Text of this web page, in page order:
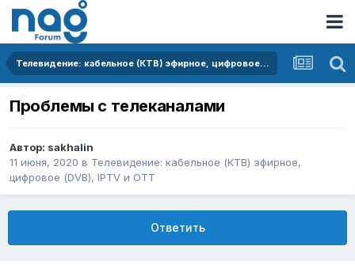
Телевидение: кабельное (КТВ) эфирное, цифровое (DVB), IPTV и OTT
Проблемы с телеканалами
Автор: sakhalin
11 июня, 2020 в Телевидение: кабельное (КТВ) эфирное,
цифровое (DVB), IPTV и OTT
Ответить